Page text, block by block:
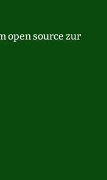
open source zur